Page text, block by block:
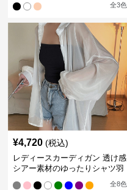
全3色
¥4,720 (税込)
レディースカーディガン 透け感
シアー素材のゆったりシャツ羽
全8色